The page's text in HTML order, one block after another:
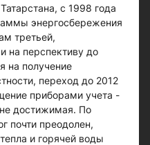
с 1998 года
энергосбережения
третьей,
на перспективу до
на получение
переход до 2012
приборами учета -
достижимая. По
почти преодолен,
и горячей воды